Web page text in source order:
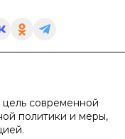
цель современной
политики и меры,